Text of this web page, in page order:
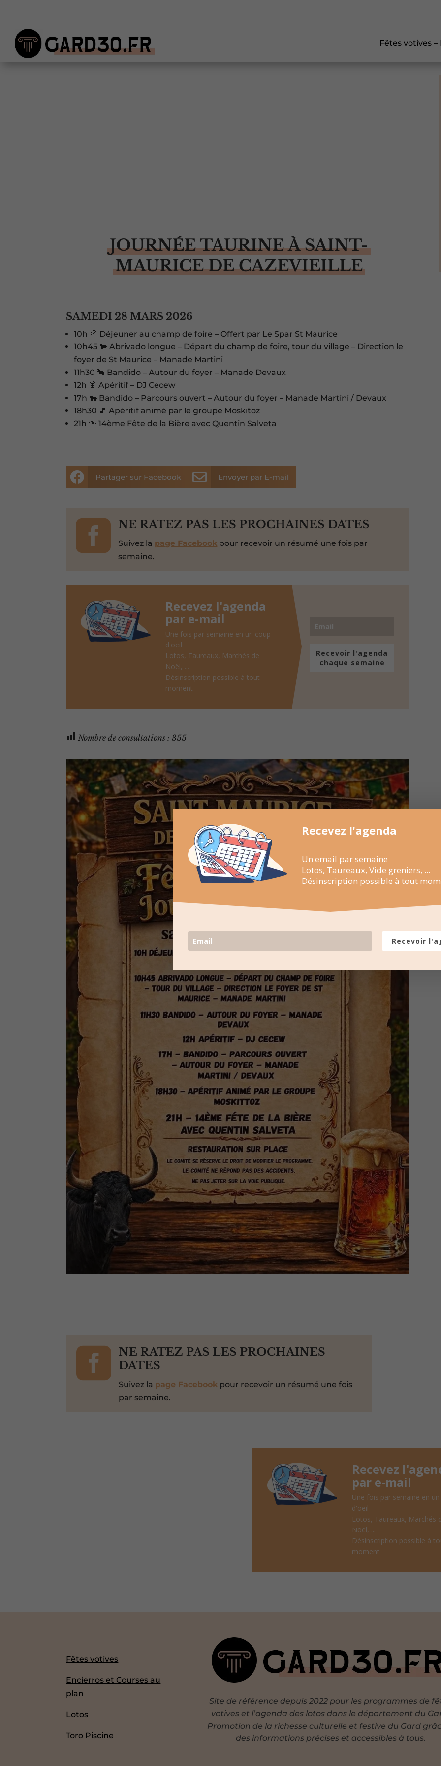
Fêtes votives –
JOURNÉE TAURINE À SAINT-
MAURICE DE CAZEVIEILLE
SAMEDI 28 MARS 2026
10h 🥐 Déjeuner au champ de foire – Offert par Le Spar St Maurice
10h45 🐂 Abrivado longue – Départ du champ de foire, tour du village – Direction le
foyer de St Maurice – Manade Martini
11h30 🐂 Bandido – Autour du foyer – Manade Devaux
12h 🍹 Apéritif – DJ Cecew
17h 🐂 Bandido – Parcours ouvert – Autour du foyer – Manade Martini / Devaux
18h30 🎵 Apéritif animé par le groupe Moskitoz
21h 🍻 14ème Fête de la Bière avec Quentin Salveta
 Partager sur Facebook  Envoyer par E-mail
 NE RATEZ PAS LES PROCHAINES DATES
Suivez la page Facebook pour recevoir un résumé une fois par
semaine.
Recevez l'agenda
par e-mail
Une fois par semaine en un coup
d'oeil
Lotos, Taureaux, Marchés de
Noël, ...
Désinscription possible à tout
moment
Recevoir l'agenda
chaque semaine
Nombre de consultations : 355

NE RATEZ PAS LES PROCHAINES
DATES
Suivez la page Facebookpour recevoir un résumé une fois
par semaine.
Recevez
par e-mail
Une fois par semaine en
d'oeil
Lotos, Taureaux, Marchés
Noël, ...
Désinscription possible à
moment
Fêtes votives
Encierros et Courses au
plan
Lotos
Toro Piscine
Site de référence depuis 2022 pour les programmes de
votives et l’agenda des lotos dans le département du
Promotion de la richesse culturelle et festive du Gard
des informations précises et accessibles à tous.
Recevez l'agenda
Un email par semaine
Lotos, Taureaux, Vide greniers, ...
Désinscription possible à tout
Recevoir